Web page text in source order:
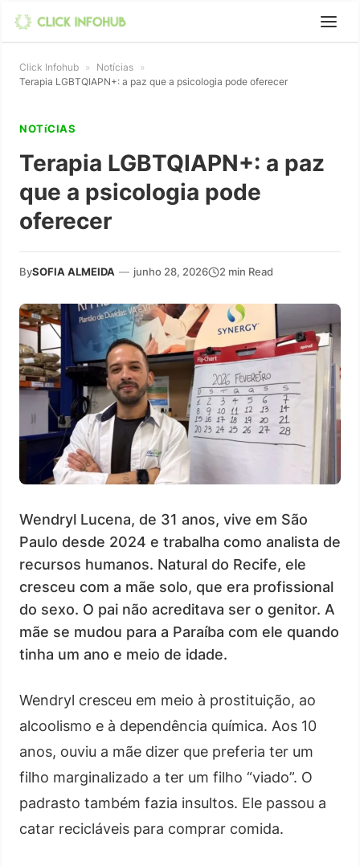
Click Infohub » Notícias »
Terapia LGBTQIAPN+: a paz que a psicologia pode oferecer
NOTíCIAS
Terapia LGBTQIAPN+: a paz
que a psicologia pode
oferecer
BySOFIA ALMEIDA — junho 28, 2026 2 min Read
Wendryl Lucena, de 31 anos, vive em São
Paulo desde 2024 e trabalha como analista de
recursos humanos. Natural do Recife, ele
cresceu com a mãe solo, que era profissional
do sexo. O pai não acreditava ser o genitor. A
mãe se mudou para a Paraíba com ele quando
tinha um ano e meio de idade.
Wendryl cresceu em meio à prostituição, ao
alcoolismo e à dependência química. Aos 10
anos, ouviu a mãe dizer que preferia ter um
filho marginalizado a ter um filho “viado”. O
padrasto também fazia insultos. Ele passou a
catar recicláveis para comprar comida.